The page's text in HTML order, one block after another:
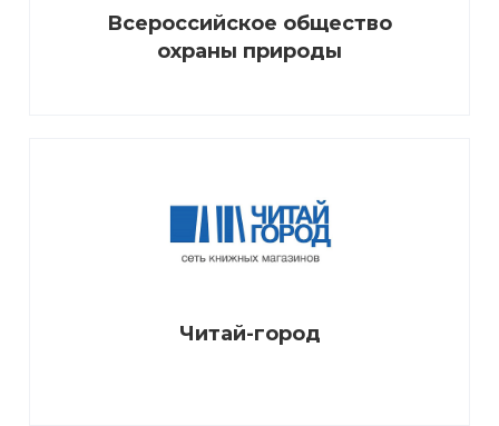
Всероссийское общество
охраны природы
Читай-город